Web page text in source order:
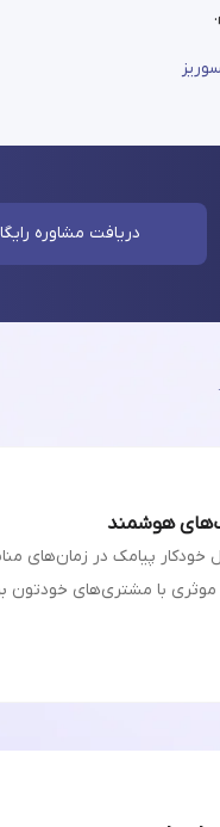
دریافت مشاوره
هوشمند
خودکار پیامک در زمان‌های
موثری با مشتری‌های خودتون